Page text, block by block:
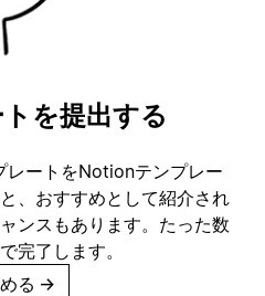
を提出する
レートをNotionテンプレー
、おすすめとして紹介され
ンスもあります。たった数
完了します。
る →